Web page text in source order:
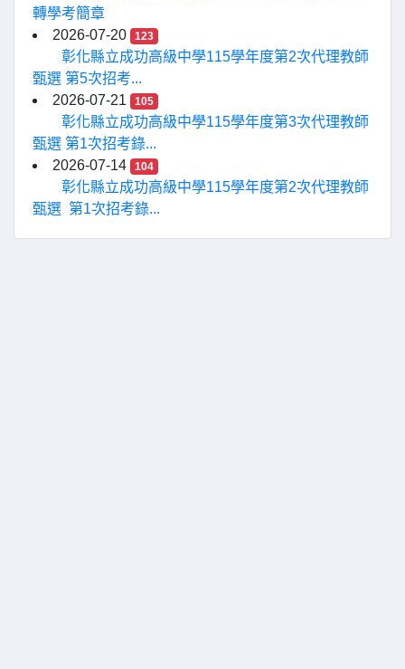
轉學考簡章
2026-07-20
123
彰化縣立成功高級中學115學年度第2次代理教師
甄選 第5次招考...
2026-07-21
105
彰化縣立成功高級中學115學年度第3次代理教師
甄選 第1次招考錄...
2026-07-14
104
彰化縣立成功高級中學115學年度第2次代理教師
甄選 第1次招考錄...